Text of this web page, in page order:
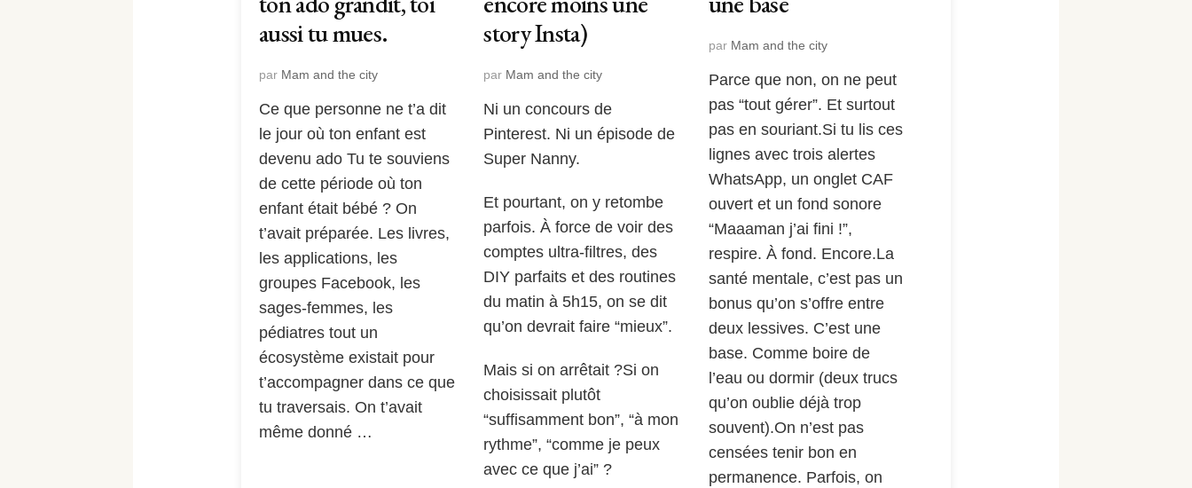
aussi tu mues.
par Mam and the city
Ce que personne ne t’a dit
le jour où ton enfant est
devenu ado Tu te souviens
de cette période où ton
enfant était bébé ? On
t’avait préparée. Les livres,
les applications, les
groupes Facebook, les
sages-femmes, les
pédiatres tout un
écosystème existait pour
t’accompagner dans ce que
tu traversais. On t’avait
même donné …
story Insta)
par Mam and the city
Ni un concours de
Pinterest. Ni un épisode de
Super Nanny.
Et pourtant, on y retombe
parfois. À force de voir des
comptes ultra-filtres, des
DIY parfaits et des routines
du matin à 5h15, on se dit
qu’on devrait faire “mieux”.
Mais si on arrêtait ?Si on
choisissait plutôt
“suffisamment bon”, “à mon
rythme”, “comme je peux
avec ce que j’ai” ?
par Mam and the city
Parce que non, on ne peut
pas “tout gérer”. Et surtout
pas en souriant.Si tu lis ces
lignes avec trois alertes
WhatsApp, un onglet CAF
ouvert et un fond sonore
“Maaaman j’ai fini !”,
respire. À fond. Encore.La
santé mentale, c’est pas un
bonus qu’on s’offre entre
deux lessives. C’est une
base. Comme boire de
l’eau ou dormir (deux trucs
qu’on oublie déjà trop
souvent).On n’est pas
censées tenir bon en
permanence. Parfois, on